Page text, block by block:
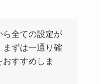
ら全ての設定が
ずは一通り確
すすめしま